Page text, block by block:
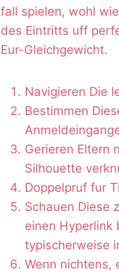
fall spielen, wohl
des Eintritts uff
Eur-Gleichgewicht.
Navigieren Die
Bestimmen
Gerieren Eltern
Silhouette
Doppelpruf fur
Schauen Diese
einen Hyperlink
typischerweise
Wenn nichtens,